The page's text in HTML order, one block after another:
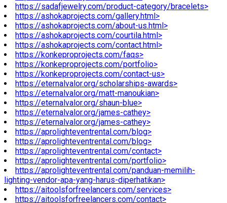
https://sadafjewelry.com/product-category/bracelets>
https://ashokaprojects.com/gallery.html>
https://ashokaprojects.com/about-us.html>
https://ashokaprojects.com/courtila.html>
https://ashokaprojects.com/contact.html>
https://konkeproprojects.com/faqs>
https://konkeproprojects.com/portfolio>
https://konkeproprojects.com/contact-us>
https://eternalvalor.org/scholarships-awards>
https://eternalvalor.org/matt-manoukian>
https://eternalvalor.org/shaun-blue>
https://eternalvalor.org/james-cathey>
https://eternalvalor.org/james-cathey>
https://aprolighteventrental.com/blog>
https://aprolighteventrental.com/blog>
https://aprolighteventrental.com/contact>
https://aprolighteventrental.com/portfolio>
https://aprolighteventrental.com/panduan-memilih-
lighting-vendor-apa-yang-harus-diperhatikan>
https://aitoolsforfreelancers.com/services>
https://aitoolsforfreelancers.com/contact>